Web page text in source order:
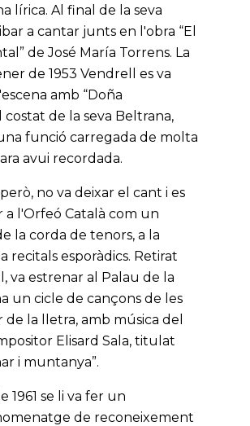
lírica. Al final de la seva
a cantar junts en l'obra “El
de José María Torrens. La
de 1953 Vendrell es va
amb “Doña
costat de la seva Beltrana,
funció carregada de molta
avui recordada.
no va deixar el cant i es
a l'Orfeó Català com un
la corda de tenors, a la
recitals esporàdics. Retirat
va estrenar al Palau de la
un cicle de cançons de les
la lletra, amb música del
Elisard Sala, titulat
i muntanya”.
1961 se li va fer un
de reconeixement